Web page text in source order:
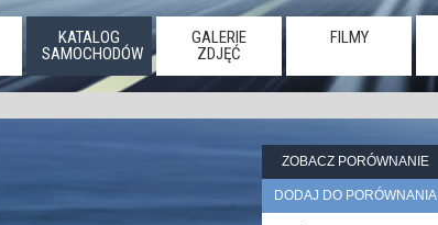
KATALOG
SAMOCHODÓW
GALERIE
ZDJĘĆ
FILMY
ZOBACZ PORÓWNANIE
DODAJ DO PORÓWNANIA